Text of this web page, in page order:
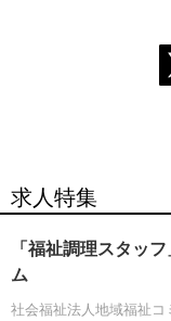
求人特集
「福祉調理スタッ
ム
社会福祉法人地域福祉